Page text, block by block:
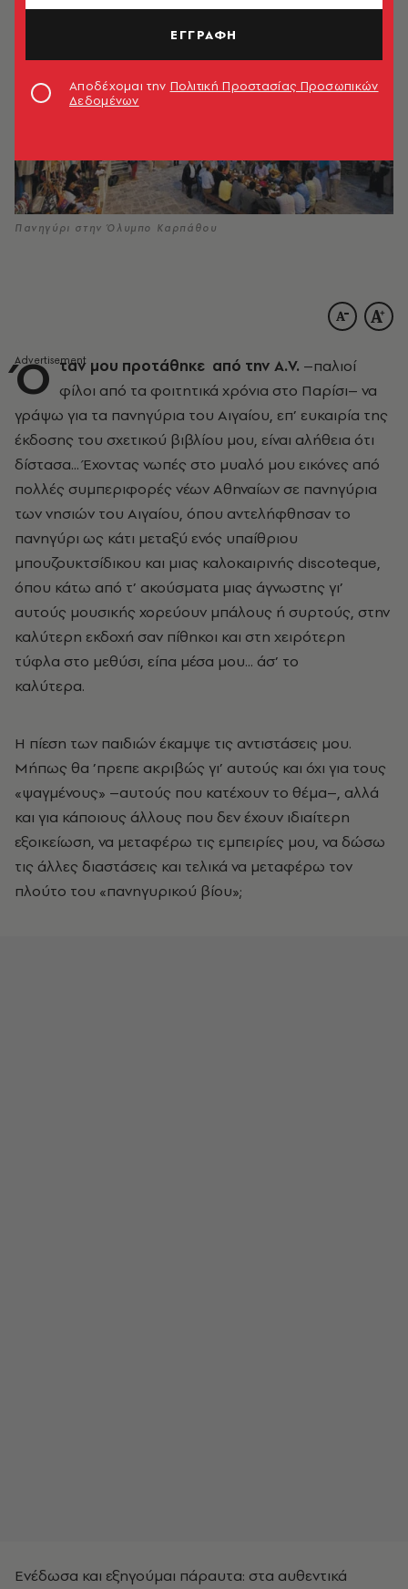
Πανηγύρι στην Όλυμπο Καρπάθου
Ό ταν μου προτάθηκε από την Α.V. –παλιοί
φίλοι από τα φοιτητικά χρόνια στο Παρίσι– να
γράψω για τα πανηγύρια του Αιγαίου, επ’ ευκαιρία της
έκδοσης του σχετικού βιβλίου μου, είναι αλήθεια ότι
δίστασα... Έχοντας νωπές στο μυαλό μου εικόνες από
πολλές συμπεριφορές νέων Αθηναίων σε πανηγύρια
των νησιών του Αιγαίου, όπου αντελήφθησαν το
πανηγύρι ως κάτι μεταξύ ενός υπαίθριου
μπουζουκτσίδικου και μιας καλοκαιρινής discoteque,
όπου κάτω από τ’ ακούσματα μιας άγνωστης γι’
αυτούς μουσικής χορεύουν μπάλους ή συρτούς, στην
καλύτερη εκδοχή σαν πίθηκοι και στη χειρότερη
τύφλα στο μεθύσι, είπα μέσα μου... άσ’ το
καλύτερα.
Η πίεση των παιδιών έκαμψε τις αντιστάσεις μου.
Μήπως θα ’πρεπε ακριβώς γι’ αυτούς και όχι για τους
«ψαγμένους» –αυτούς που κατέχουν το θέμα–, αλλά
και για κάποιους άλλους που δεν έχουν ιδιαίτερη
εξοικείωση, να μεταφέρω τις εμπειρίες μου, να δώσω
τις άλλες διαστάσεις και τελικά να μεταφέρω τον
πλούτο του «πανηγυρικού βίου»;
Ενέδωσα και εξηγούμαι πάραυτα: στα αυθεντικά
ΕΓΓΡΑΦΗ
Αποδέχομαι την Πολιτική Προστασίας Προσωπικών
Δεδομένων